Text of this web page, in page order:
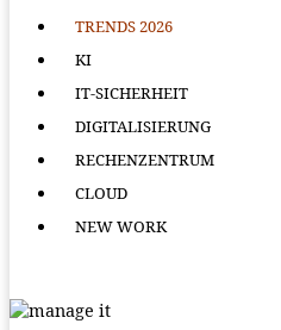
TRENDS 2026
KI
IT-SICHERHEIT
DIGITALISIERUNG
RECHENZENTRUM
CLOUD
NEW WORK